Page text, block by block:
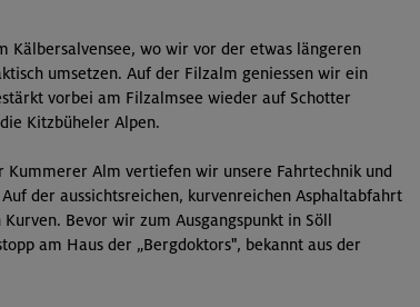
Kälbersalvensee, wo wir vor der etwas längeren
umsetzen. Auf der Filzalm geniessen wir ein
vorbei am Filzalmsee wieder auf Schotter
Kitzbüheler Alpen.
Alm vertiefen wir unsere Fahrtechnik und
der aussichtsreichen, kurvenreichen Asphaltabfahrt
Bevor wir zum Ausgangspunkt in Söll
am Haus der „Bergdoktors", bekannt aus der